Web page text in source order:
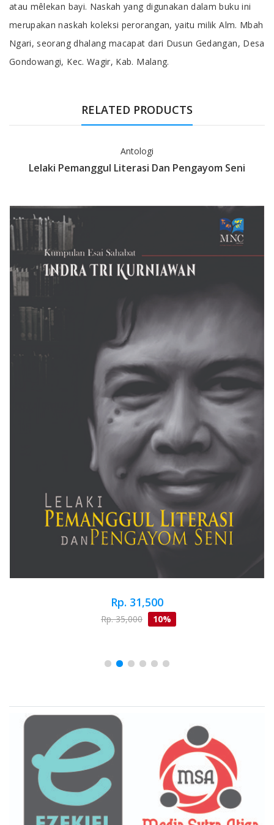
atau mêlekan bayi. Naskah yang digunakan dalam buku ini
merupakan naskah koleksi perorangan, yaitu milik Alm. Mbah
Ngari, seorang dhalang macapat dari Dusun Gedangan, Desa
Gondowangi, Kec. Wagir, Kab. Malang.
RELATED PRODUCTS
Antologi
Lelaki Pemanggul Literasi Dan Pengayom Seni
Rp. 31,500
Rp. 35,000 10%
Brand Slider